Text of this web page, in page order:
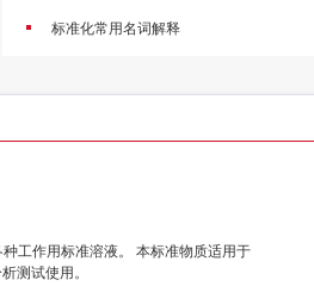
甲醇中4种氯苯混标
标准溶液/乙腈中21种农药混标/2026国抽农残/GB 23200.121-2026
标准溶液/丙酮中43种农药混标/2026国抽农残/GB 23200.113/GB 23200.121
标准溶液/甲醇中7种大环内酯类混标/NY/T 4870-2025
标准化常用名词解释
工作用标准溶液。 本标准物质适用于
测试使用。